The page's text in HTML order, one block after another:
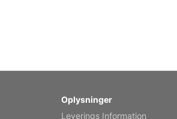
Oplysninger
Leverings Information